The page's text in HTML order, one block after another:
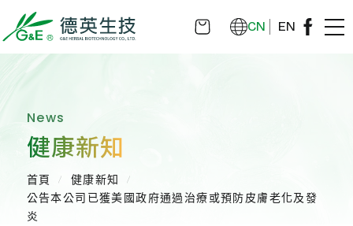
CN EN
News
健康新知
首頁
健康新知
公告本公司已獲美國政府通過治療或預防皮膚老化及發
炎